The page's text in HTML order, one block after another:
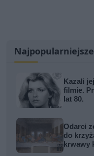
Kazali
filmie.
lat 80.
Odarci
do
krwawy